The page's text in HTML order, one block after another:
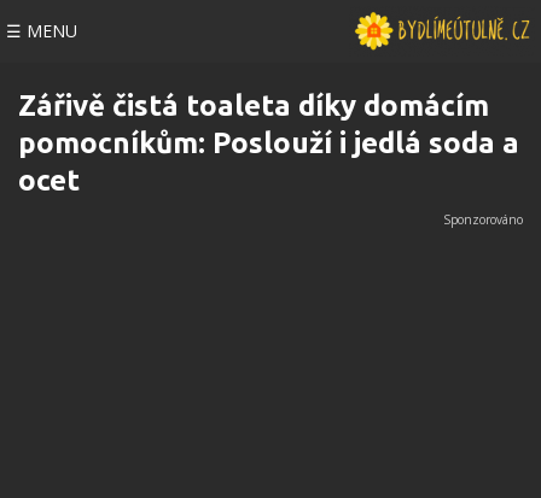
☰ MENU
Zářivě čistá toaleta díky domácím
pomocníkům: Poslouží i jedlá soda a
ocet